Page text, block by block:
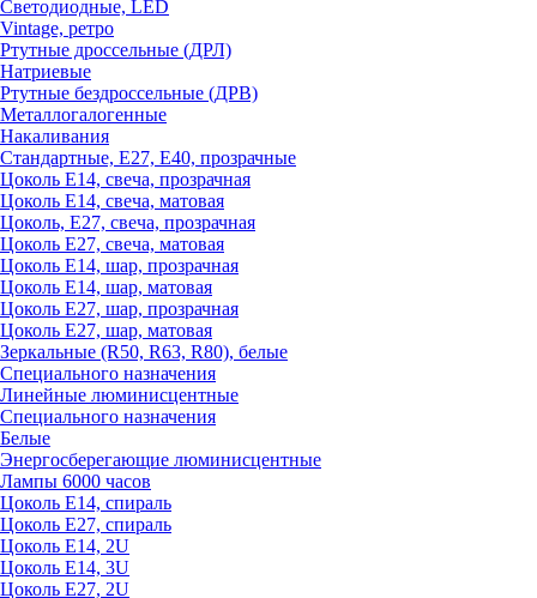
Светодиодные, LED
Vintage, ретро
Ртутные дроссельные (ДРЛ)
Натриевые
Ртутные бездроссельные (ДРВ)
Металлогалогенные
Накаливания
Стандартные, Е27, Е40, прозрачные
Цоколь Е14, свеча, прозрачная
Цоколь Е14, свеча, матовая
Цоколь, Е27, свеча, прозрачная
Цоколь Е27, свеча, матовая
Цоколь Е14, шар, прозрачная
Цоколь Е14, шар, матовая
Цоколь Е27, шар, прозрачная
Цоколь Е27, шар, матовая
Зеркальные (R50, R63, R80), белые
Специального назначения
Линейные люминисцентные
Специального назначения
Белые
Энергосберегающие люминисцентные
Лампы 6000 часов
Цоколь Е14, спираль
Цоколь Е27, спираль
Цоколь Е14, 2U
Цоколь Е14, 3U
Цоколь Е27, 2U